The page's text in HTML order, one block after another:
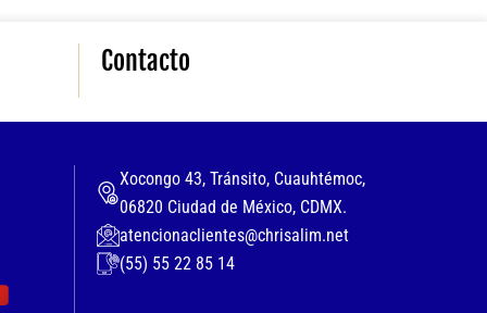
Contacto
Xocongo 43, Tránsito, Cuauhtémoc,
06820 Ciudad de México, CDMX.
atencionaclientes@chrisalim.net
(55) 55 22 85 14